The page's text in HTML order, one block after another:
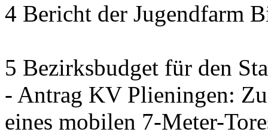
4 Bericht der Jugendfarm
5 Bezirksbudget für den
- Antrag KV Plieningen:
eines mobilen 7-Meter-